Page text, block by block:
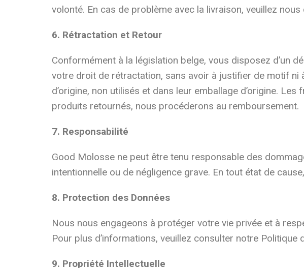
volonté. En cas de problème avec la livraison, veuillez
6. Rétractation et Retour
Conformément à la législation belge, vous disposez d’un
votre droit de rétractation, sans avoir à justifier de motif
d’origine, non utilisés et dans leur emballage d’origine.
produits retournés, nous procéderons au remboursement.
7. Responsabilité
Good Molosse ne peut être tenu responsable des
intentionnelle ou de négligence grave. En tout état de
8. Protection des Données
Nous nous engageons à protéger votre vie privée et à
Pour plus d’informations, veuillez consulter notre Politique
9. Propriété Intellectuelle